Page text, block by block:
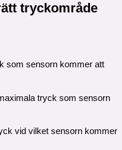
tryckområde
som sensorn kommer att
tryck som sensorn
vid vilket sensorn kommer